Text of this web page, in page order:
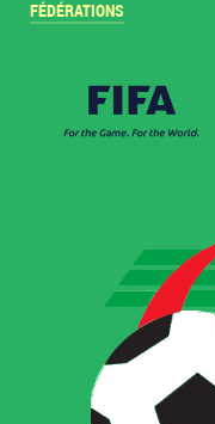
FÉDÉRATIONS